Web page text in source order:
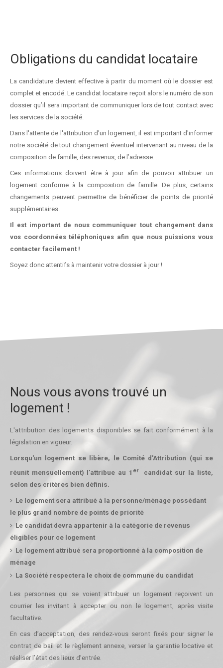
Obligations du candidat locataire
La candidature devient effective à partir du moment où le dossier est
complet et encodé. Le candidat locataire reçoit alors le numéro de son
dossier qu’il sera important de communiquer lors de tout contact avec
les services de la société.
Dans l'attente de l'attribution d'un logement, il est important d'informer
notre société de tout changement éventuel intervenant au niveau de la
composition de famille, des revenus, de l’adresse….
Ces informations doivent être à jour afin de pouvoir attribuer un
logement conforme à la composition de famille. De plus, certains
changements peuvent permettre de bénéficier de points de priorité
supplémentaires.
Il est important de nous communiquer tout changement dans
vos coordonnées téléphoniques afin que nous puissions vous
contacter facilement !
Soyez donc attentifs à maintenir votre dossier à jour !
Nous vous avons trouvé un
logement !
L'attribution des logements disponibles se fait conformément à la
législation en vigueur.
Lorsqu'un logement se libère, le Comité d'Attribution (qui se
réunit mensuellement) l'attribue au 1 ercandidat sur la liste,
selon des critères bien définis.
Le logement sera attribué à la personne/ménage possédant
le plus grand nombre de points de priorité
Le candidat devra appartenir à la catégorie de revenus
éligibles pour ce logement
Le logement attribué sera proportionné à la composition de
ménage
La Société respectera le choix de commune du candidat
Les personnes qui se voient attribuer un logement reçoivent un
courrier les invitant à accepter ou non le logement, après visite
facultative.
En cas d’acceptation, des rendez-vous seront fixés pour signer le
contrat de bail et le règlement annexe, verser la garantie locative et
réaliser l’état des lieux d’entrée.